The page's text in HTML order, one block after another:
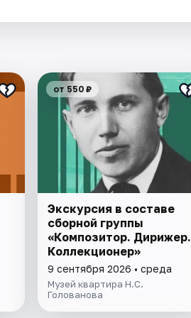
от 550 ₽
Экскурсия в составе
сборной группы
«Композитор. Дирижер.
Коллекционер»
9 сентября 2026 • среда
Музей квартира Н.С.
Голованова